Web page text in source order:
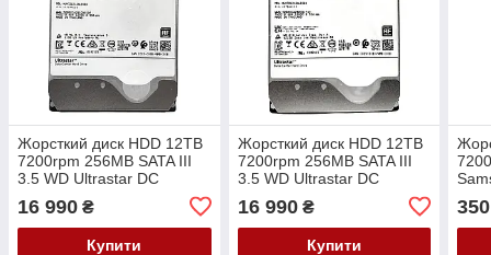
Жорсткий диск HDD 12TB
7200rpm 256MB SATA III
3.5 WD Ultrastar DC
HUH721212ALE604
0F30146 PVD6E
16 990 ₴
Купити
Жорсткий диск HDD 12TB
7200rpm 256MB SATA III
3.5 WD Ultrastar DC
HUH721212ALE604
0F30146 EGHKF
16 990₴
Купити
350